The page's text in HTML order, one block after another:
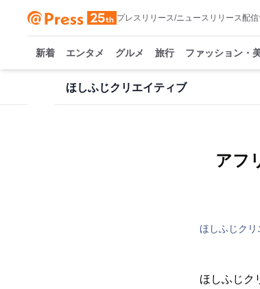
プレスリリース/ニュースリリース配
新着 エンタメ グルメ 旅行 ファッション・
ほしふじクリエイティブ
アフ
ほしふじクリ
ほしふじク